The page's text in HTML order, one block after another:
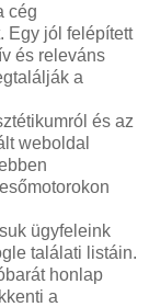
cég
Egy jól felépített
és releváns
a
és az
weboldal
ügyfeleink
találati listáin.
honlap
a